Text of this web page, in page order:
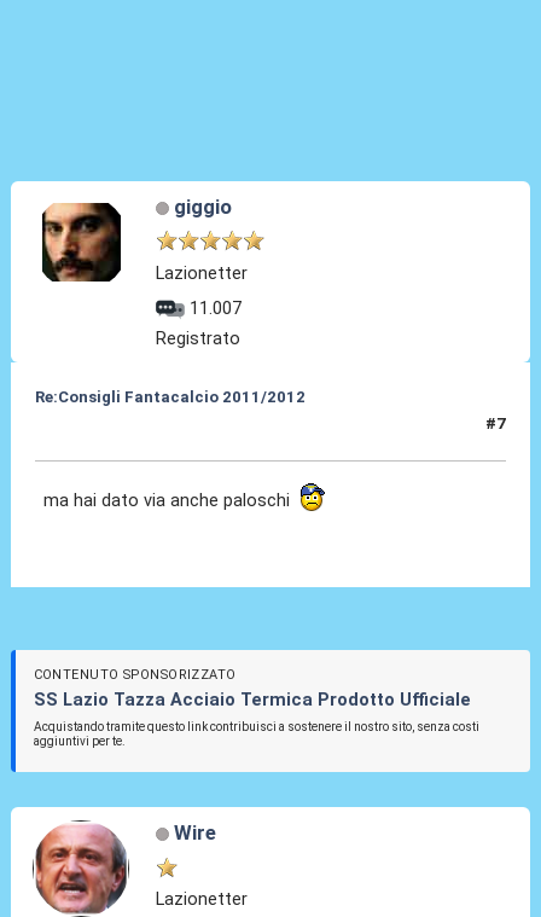
giggio
Lazionetter
11.007
Registrato
Re:Consigli Fantacalcio 2011/2012
#7
ma hai dato via anche paloschi
CONTENUTO SPONSORIZZATO
SS Lazio Tazza Acciaio Termica Prodotto Ufficiale
Acquistando tramite questo link contribuisci a sostenere il nostro sito, senza costi
aggiuntivi per te.
Wire
Lazionetter